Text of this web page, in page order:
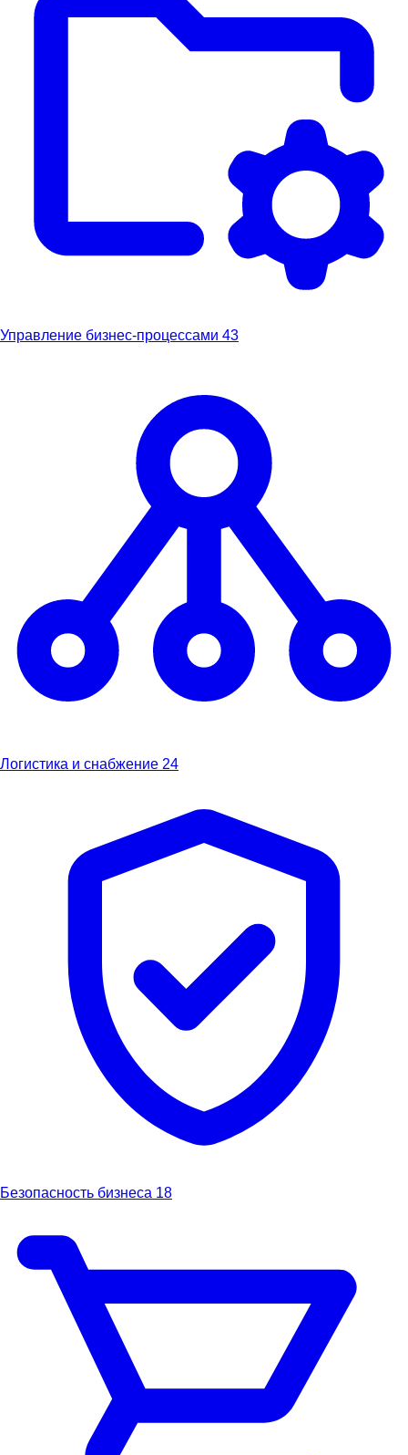
Управление бизнес-процессами 43
Логистика и снабжение 24
Безопасность бизнеса 18